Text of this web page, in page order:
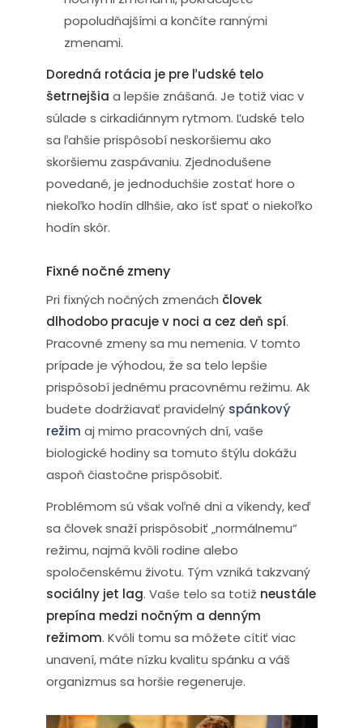
popoludňajšími a končíte rannými
zmenami.
Doredná rotácia je pre ľudské telo
šetrnejšia a lepšie znášaná. Je totiž viac v
súlade s cirkadiánnym rytmom. Ľudské telo
sa ľahšie prispôsobí neskoršiemu ako
skoršiemu zaspávaniu. Zjednodušene
povedané, je jednoduchšie zostať hore o
niekoľko hodín dlhšie, ako ísť spať o niekoľko
hodín skôr.
Fixné nočné zmeny
Pri fixných nočných zmenách človek
dlhodobo pracuje v noci a cez deň spí.
Pracovné zmeny sa mu nemenia. V tomto
prípade je výhodou, že sa telo lepšie
prispôsobí jednému pracovnému režimu. Ak
budete dodržiavať pravidelný spánkový
režim aj mimo pracovných dní, vaše
biologické hodiny sa tomuto štýlu dokážu
aspoň čiastočne prispôsobiť.
Problémom sú však voľné dni a víkendy, keď
sa človek snaží prispôsobiť „normálnemu“
režimu, najmä kvôli rodine alebo
spoločenskému životu. Tým vzniká takzvaný
sociálny jet lag. Vaše telo sa totiž neustále
prepína medzi nočným a denným
režimom. Kvôli tomu sa môžete cítiť viac
unavení, máte nízku kvalitu spánku a váš
organizmus sa horšie regeneruje.